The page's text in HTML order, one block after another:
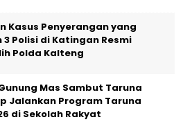
Kasus Penyerangan yang
3 Polisi di Katingan Resmi
Polda Kalteng
Mas Sambut Taruna
Jalankan Program Taruna
di Sekolah Rakyat